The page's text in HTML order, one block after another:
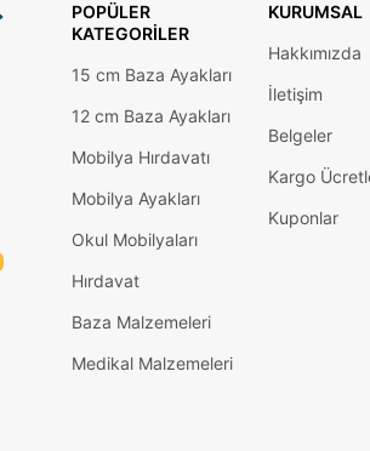
POPÜLER
KATEGORILER
15 cm Baza Ayakları
12 cm Baza Ayakları
Mobilya Hırdavatı
Mobilya Ayakları
Okul Mobilyaları
Hırdavat
Baza Malzemeleri
Medikal Malzemeleri
KURUMSAL
Hakkımızda
İletişim
Belgeler
Kargo
Kuponlar